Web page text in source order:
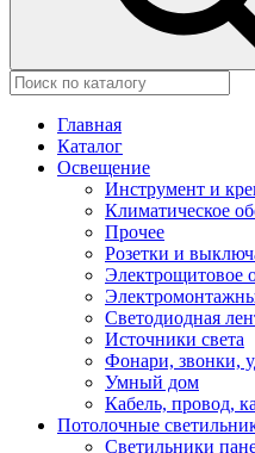
Главная
Каталог
Освещение
Инструмент и
Климатическое
Прочее
Розетки и
Электрощитовое
Светодиодная
Источники света
Фонари, звонки,
Умный дом
Кабель, провод,
Потолочные
Светильники